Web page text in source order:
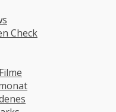
Check